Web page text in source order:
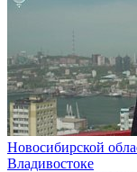
Новосибирской
Владивостоке